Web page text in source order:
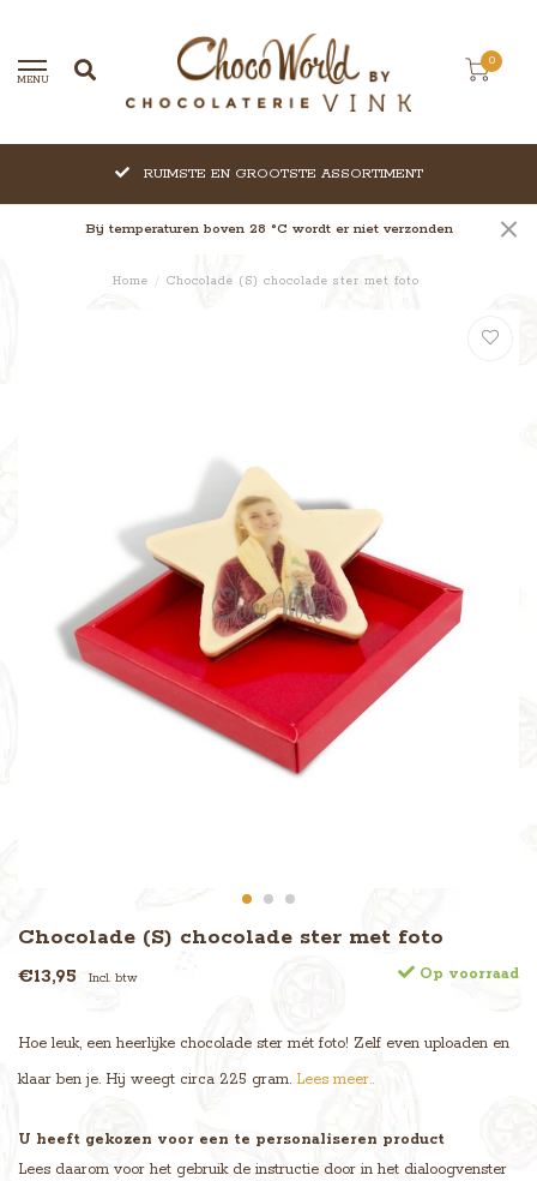
MENU
0
RUIMSTE EN GROOTSTE ASSORTIMENT
Bij temperaturen boven 28 °C wordt er niet verzonden
Home / Chocolade (S) chocolade ster met foto
Chocolade (S) chocolade ster met foto
€13,95 Incl. btw Op voorraad
Hoe leuk, een heerlijke chocolade ster mét foto! Zelf even uploaden en
klaar ben je. Hij weegt circa 225 gram. Lees meer..
U heeft gekozen voor een te personaliseren product
Lees daarom voor het gebruik de instructie door in het dialoogvenster